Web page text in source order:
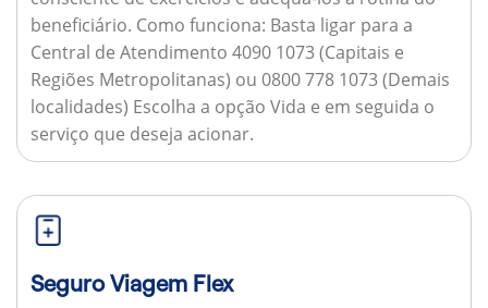
beneficiário. Como funciona: Basta ligar para a
Central de Atendimento 4090 1073 (Capitais e
Regiões Metropolitanas) ou 0800 778 1073 (Demais
localidades) Escolha a opção Vida e em seguida o
serviço que deseja acionar.
Seguro Viagem Flex